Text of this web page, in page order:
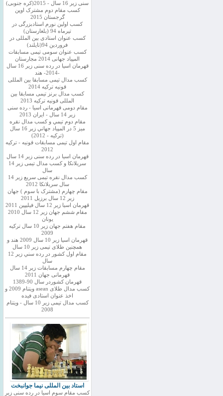
سنی زیر 16 سال - 2015(کره جنوبی)
کسب مقام دوم مشترک اوپن
گرجستان 2015
کسب اولین نورم استادبزرگی در
تیرماه 94 (بلغارستان)
کسب عنوان استادی بین المللی در
فروردین 94(تایلند)
کسب عنوان سومی تیمی مسابقات
المپیاد جهانی 2014 مجارستان
قهرمان اسیا در رده سنی زیر 16 سال
-2014- هند
کسب مدال تیمی مسابقا بین المللی
قونیه ترکیه 2014
کسب مدال برنز تیمی مسابقا بین
المللی قونیه ترکیه 2013
مقام دومی قهرمانی اسیا - رده سنی
زیر 14 سال - ایران 2013
مقام دوم تيمي و كسب مدال نقره
ميز 5 در المپياد جهاني زير 16 سال
(تركيه - 2012)
مقام اول تیمی مسابقات قونیه - ترکیه
2012
قهرمان اسیا در رده سنی زیر 14 سال
سريلانكا و کسب مدال تیمی زیر 14
سال
کسب مدال نقره تیمی سریع زیر 14
سال سریلانکا 2012
مقام چهارم (مشترک با سوم ) جهان
زیر 12 سال برزیل 2011
قهرمان اسيا زير 12 سال فیلیپین 2011
مقام ششم جهان زیر 12 سال 2010
یونان
مقام هفتم جهان زیر 10 سال ترکیه
2009
قهرمان اسيا زیر 10 سال 2009 هند و
همچنین طلای تیمی زیر 10 سال
مقام اول كشور در رده سني زير 12
سال
مقام چهارم مسابقات زیر 14 سال
قهرمانی جهان 2011
قهرمان کشوردر سال 90-1389
کسب مدال طلای asean ویتنام 2009 و
اخذ عنوان استادی فیده
کسب مدال تیمی زیر 10 سال - ویتنام
2008
استاد بین المللی نیما جوانبخت
کسب مقام سوم اسیا در رده سنی زیر